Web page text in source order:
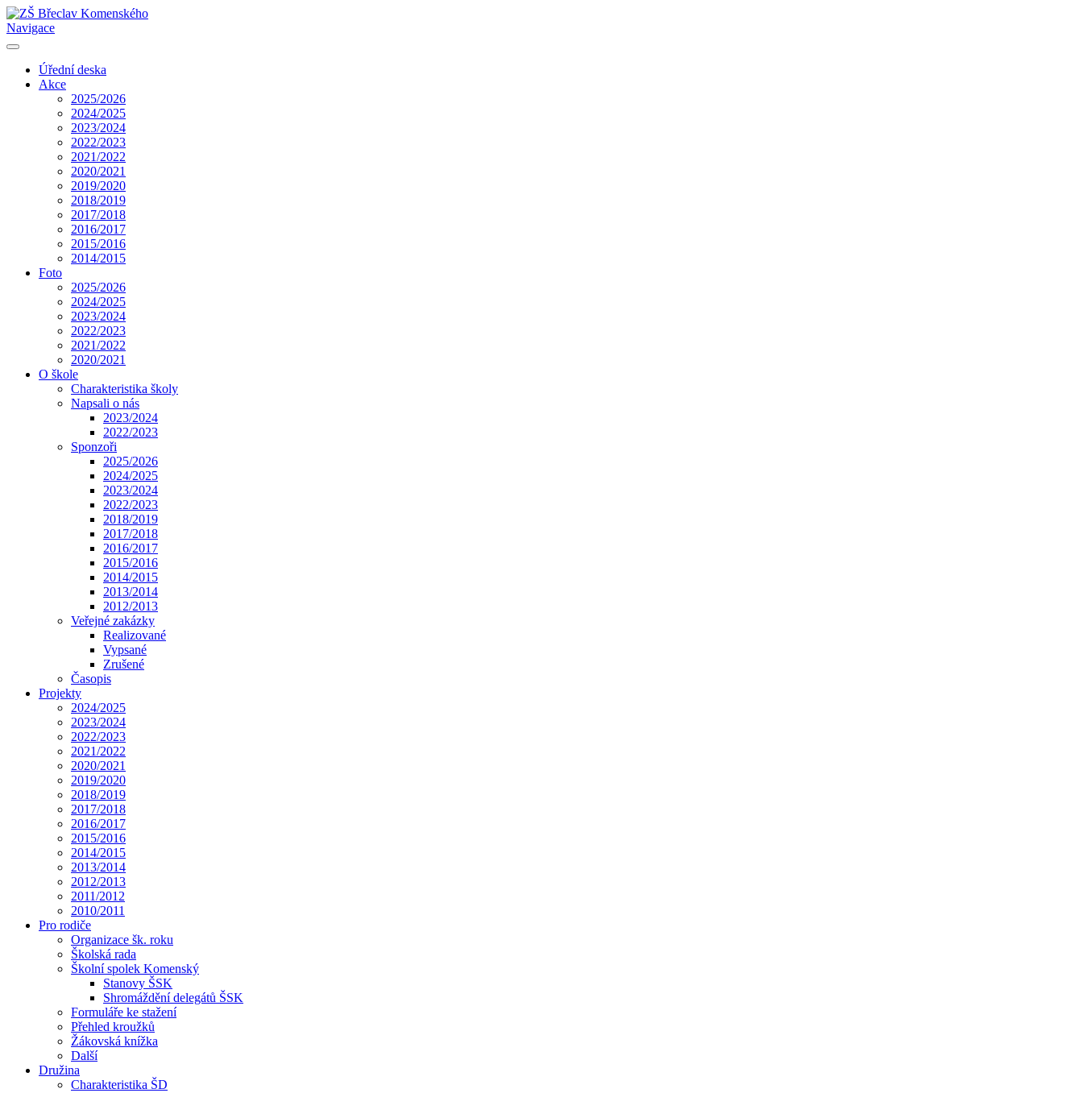
Navigace
Úřední deska
Akce
2025/2026
2024/2025
2023/2024
2022/2023
2021/2022
2020/2021
2019/2020
2018/2019
2017/2018
2016/2017
2015/2016
2014/2015
Foto
2025/2026
2024/2025
2023/2024
2022/2023
2021/2022
2020/2021
O škole
Charakteristika školy
Napsali o nás
2023/2024
2022/2023
Sponzoři
2025/2026
2024/2025
2023/2024
2022/2023
2018/2019
2017/2018
2016/2017
2015/2016
2014/2015
2013/2014
2012/2013
Veřejné zakázky
Realizované
Vypsané
Zrušené
Časopis
Projekty
2024/2025
2023/2024
2022/2023
2021/2022
2020/2021
2019/2020
2018/2019
2017/2018
2016/2017
2015/2016
2014/2015
2013/2014
2012/2013
2011/2012
2010/2011
Pro rodiče
Organizace šk. roku
Školská rada
Školní spolek Komenský
Stanovy ŠSK
Shromáždění delegátů ŠSK
Formuláře ke stažení
Přehled kroužků
Žákovská knížka
Další
Družina
Charakteristika ŠD